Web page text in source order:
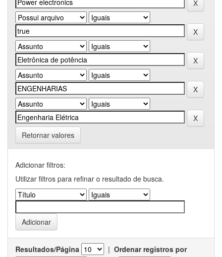
Retornar valores
Adicionar filtros:
Utilizar filtros para refinar o resultado de busca.
Resultados/Página | Ordenar registros por